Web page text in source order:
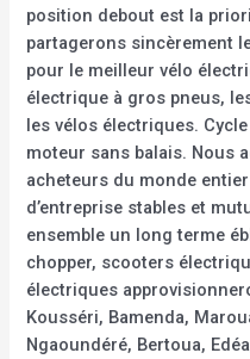
position debout est la
partagerons sincèrement
pour le meilleur vélo
électrique à gros pneus,
les vélos électriques.
moteur sans balais. Nous
acheteurs du monde
d’entreprise stables et
ensemble un long terme
chopper, scooters
électriques
Kousséri, Bamenda,
Ngaoundéré, Bertoua,